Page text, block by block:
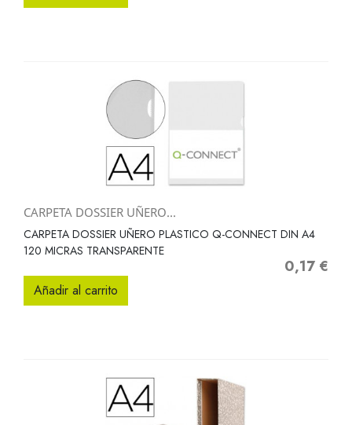
CARPETA DOSSIER UÑERO...
CARPETA DOSSIER UÑERO PLASTICO Q-CONNECT DIN A4
120 MICRAS TRANSPARENTE
Precio
0,17 €
Añadir al carrito